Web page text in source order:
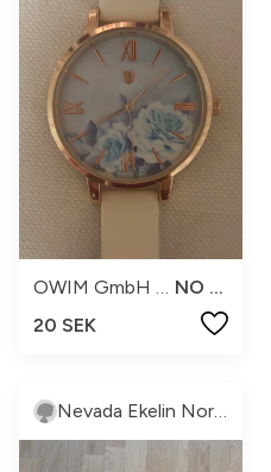
OWIM GmbH & Co.KG
NO SIZE
20 SEK
Nevada Ekelin Norström